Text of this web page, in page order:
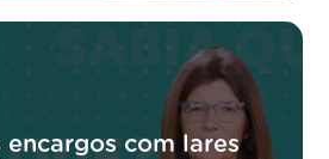
encargos com lares